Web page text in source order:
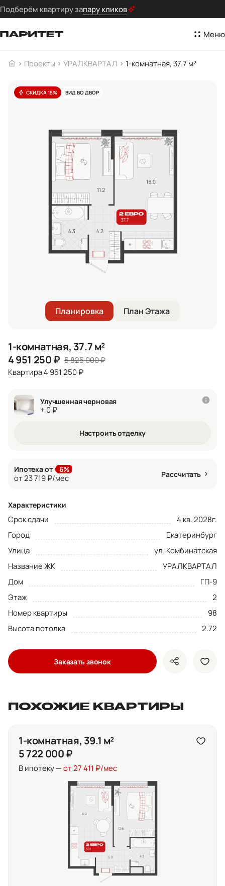
Подберём квартиру запару кликов
Меню
Проекты УРАЛКВАРТАЛ 1-комнатная, 37.7 м²
СКИДКА 15% ВИД ВО ДВОР
Планировка План Этажа
1-комнатная, 37.7 м²
4 951 250₽ 5 825 000₽
Квартира 4 951 250 ₽
Улучшенная черновая
+ 0 ₽
Настроить отделку
Ипотека от 6%
от 23 719 ₽/мес Рассчитать
Характеристики
Срок сдачи
4 кв. 2028г.
Город
Екатеринбург
Улица
ул. Комбинатская
Название ЖК
УРАЛКВАРТАЛ
Дом
ГП-9
Этаж
2
Номер квартиры
98
Высота потолка
2.72
Заказать звонок показать
ПОХОЖИЕ КВАРТИРЫ
1-комнатная, 39.1 м²
5 722 000 ₽
В ипотеку —от 27 411 ₽/мес